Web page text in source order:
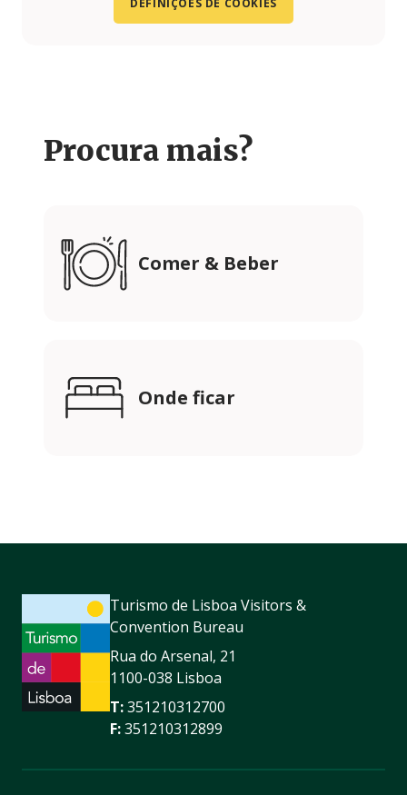
Procura mais?
Comer & Beber
Onde ficar
Turismo de Lisboa Visitors &
Convention Bureau
Rua do Arsenal, 21
1100-038 Lisboa
T:351210312700
F:351210312899